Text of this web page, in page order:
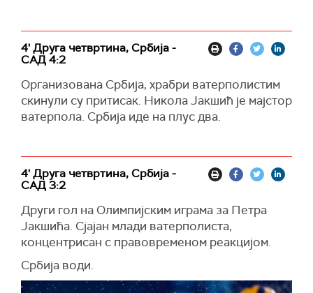
4' Друга четвртина, Србија -
САД 4:2
Организована Србија, храбри ватерполистим
скинули су притисак. Никола Јакшић је мајстор
ватерпола. Србија иде на плус два.
4' Друга четвртина, Србија -
САД 3:2
Други гол на Олимпијским играма за Петра
Јакшића. Сјајан млади ватерполиста,
концентрисан с правовременом реакцијом.
Србија води.